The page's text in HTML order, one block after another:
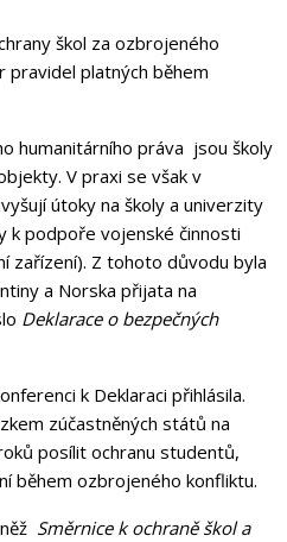
škol za ozbrojeného
platných během
humanitárního práva jsou školy
V praxi se však v
útoky na školy a univerzity
k podpoře vojenské činnosti
zařízení). Z tohoto důvodu byla
a Norska přijata na
Deklarace o bezpečných
k Deklaraci přihlásila.
zúčastněných států na
posílit ochranu studentů,
během ozbrojeného konfliktu.
Směrnice k ochraně škol a